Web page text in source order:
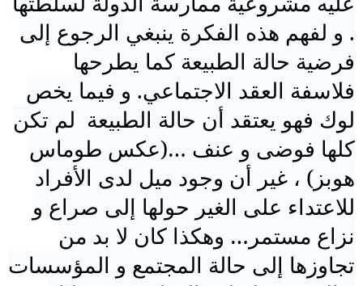
. و لفهم هذه الفكرة ينبغي الرجوع إلى
فرضية حالة الطبيعة كما يطرحها
فلاسفة العقد الاجتماعي. و فيما يخص
لوك فهو يعتقد أن حالة الطبيعة لم تكن
كلها فوضى و عنف …(عكس طوماس
هوبز) ، غير أن وجود ميل لدى الأفراد
للاعتداء على الغير حولها إلى صراع و
نزاع مستمر… وهكذا كان لا بد من
تجاوزها إلى حالة المجتمع و المؤسسات